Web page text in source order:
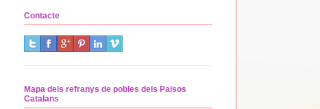
Contacte
Mapa dels refranys de pobles dels Països
Catalans